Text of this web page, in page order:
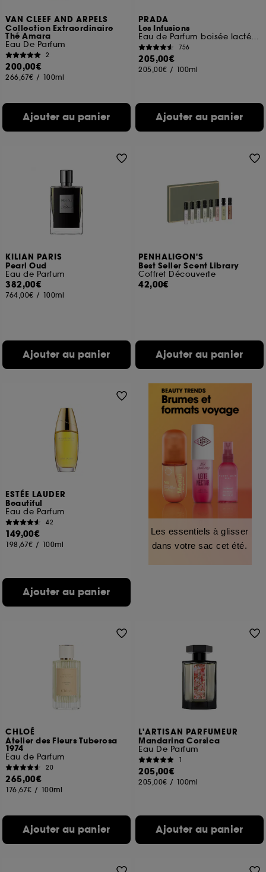
VAN CLEEF AND ARPELS
Collection Extraordinaire
Thé Amara
Eau De Parfum
2
200,00€
266,67€ / 100ml
Ajouter au panier
PRADA
Les Infusions
Eau de Parfum boisée lactée pour homme et femme
756
205,00€
205,00€ / 100ml
Ajouter au panier
KILIAN PARIS
Pearl Oud
Eau de Parfum
382,00€
764,00€ / 100ml
Ajouter au panier
PENHALIGON'S
Best Seller Scent Library
Coffret Découverte
42,00€
Ajouter au panier
ESTÉE LAUDER
Beautiful
Eau de Parfum
42
149,00€
198,67€ / 100ml
Ajouter au panier
Les essentiels à glisser
dans votre sac cet été.
CHLOÉ
Atelier des Fleurs Tuberosa
1974
Eau de Parfum
20
265,00€
176,67€ / 100ml
Ajouter au panier
L'ARTISAN PARFUMEUR
Mandarina Corsica
Eau De Parfum
1
205,00€
205,00€ / 100ml
Ajouter au panier